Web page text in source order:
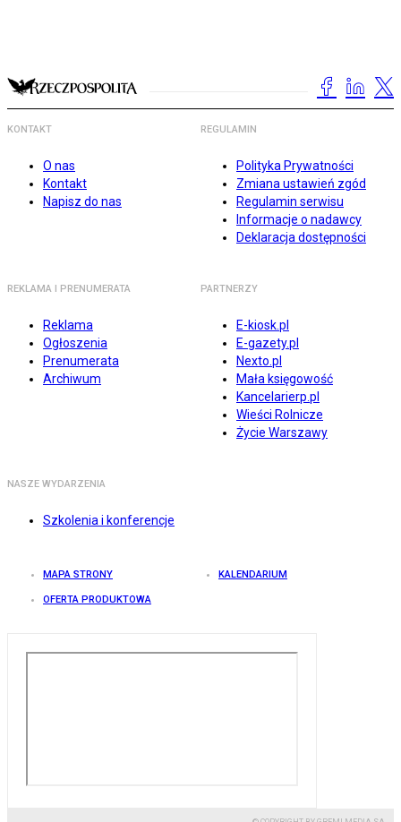
KONTAKT
O nas
Kontakt
Napisz do nas
REGULAMIN
Polityka Prywatności
Zmiana ustawień zgód
Regulamin serwisu
Informacje o nadawcy
Deklaracja dostępności
REKLAMA I PRENUMERATA
Reklama
Ogłoszenia
Prenumerata
Archiwum
PARTNERZY
E-kiosk.pl
E-gazety.pl
Nexto.pl
Mała księgowość
Kancelarierp.pl
Wieści Rolnicze
Życie Warszawy
NASZE WYDARZENIA
Szkolenia i konferencje
MAPA STRONY KALENDARIUM
OFERTA PRODUKTOWA